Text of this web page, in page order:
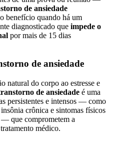
de ansiedade
benefício quando há um
diagnosticado que impede o
por mais de 15 dias
de ansiedade
natural do corpo ao estresse e
de ansiedade é uma
persistentes e intensos — como
crônica e sintomas físicos
— que comprometem a
médico.